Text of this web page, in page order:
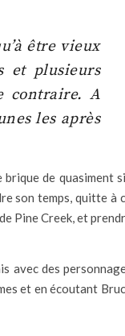
être vieux
et plusieurs
contraire. A
les après
brique de quasiment
son temps, quitte à
Pine Creek, et
avec des
et en écoutant